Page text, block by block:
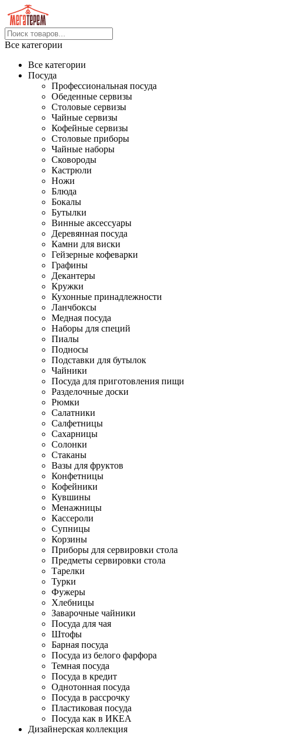
Все категории
Все категории
Посуда
Профессиональная посуда
Обеденные сервизы
Столовые сервизы
Чайные сервизы
Кофейные сервизы
Столовые приборы
Чайные наборы
Сковороды
Кастрюли
Ножи
Блюда
Бокалы
Бутылки
Винные аксессуары
Деревянная посуда
Камни для виски
Гейзерные кофеварки
Графины
Декантеры
Кружки
Кухонные принадлежности
Ланчбоксы
Медная посуда
Наборы для специй
Пиалы
Подносы
Подставки для бутылок
Чайники
Посуда для приготовления пищи
Разделочные доски
Рюмки
Салатники
Салфетницы
Сахарницы
Солонки
Стаканы
Вазы для фруктов
Конфетницы
Кофейники
Кувшины
Менажницы
Кассероли
Супницы
Корзины
Приборы для сервировки стола
Предметы сервировки стола
Тарелки
Турки
Фужеры
Хлебницы
Заварочные чайники
Посуда для чая
Штофы
Барная посуда
Посуда из белого фарфора
Темная посуда
Посуда в кредит
Однотонная посуда
Посуда в рассрочку
Пластиковая посуда
Посуда как в ИКЕА
Дизайнерская коллекция